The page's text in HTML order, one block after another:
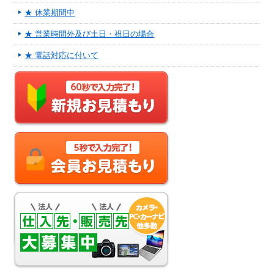
★ 休業期間中
★ 営業時間外及び土日・祝日の場合
★ 電話対応に付いて